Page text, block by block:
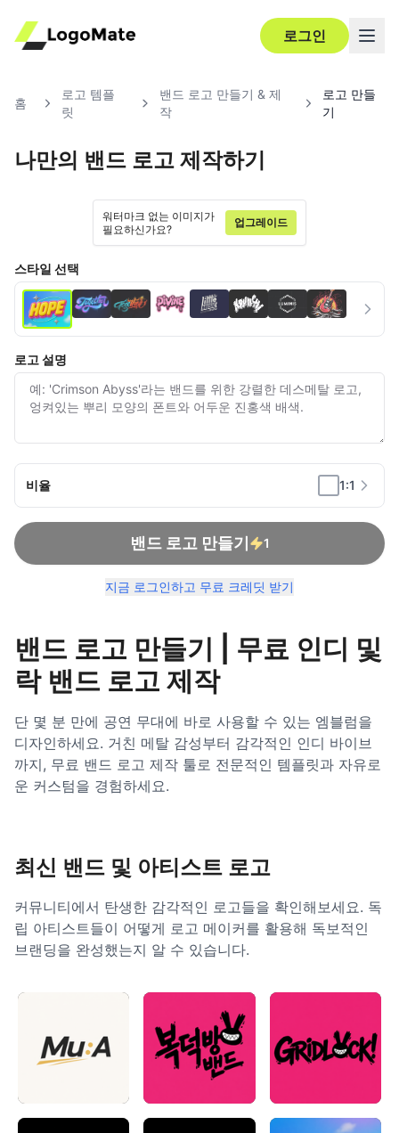
로그인
홈
로고 템플
릿
밴드 로고 만들기 & 제
작
로고 만들
기
나만의 밴드 로고 제작하기
Ultra‑HD 편집
워터마크 없는 이미지가
필요하신가요?
업그레이드
스타일 선택
로고 설명
비율 1:1
밴드 로고 만들기 1
지금 로그인하고 무료 크레딧 받기
밴드 로고 만들기 | 무료 인디 및
락 밴드 로고 제작
단 몇 분 만에 공연 무대에 바로 사용할 수 있는 엠블럼을
디자인하세요. 거친 메탈 감성부터 감각적인 인디 바이브
까지, 무료 밴드 로고 제작 툴로 전문적인 템플릿과 자유로
운 커스텀을 경험하세요.
최신 밴드 및 아티스트 로고
커뮤니티에서 탄생한 감각적인 로고들을 확인해보세요. 독
립 아티스트들이 어떻게 로고 메이커를 활용해 독보적인
브랜딩을 완성했는지 알 수 있습니다.